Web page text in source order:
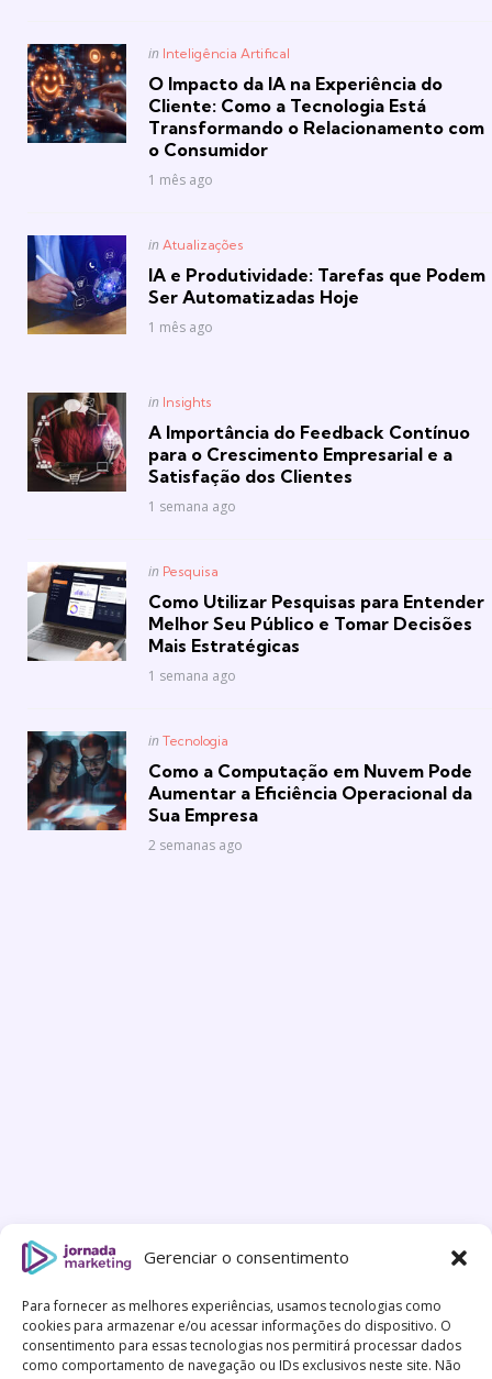
Gerenciar o consentimento
Para fornecer as melhores experiências, usamos tecnologias como
cookies para armazenar e/ou acessar informações do dispositivo. O
consentimento para essas tecnologias nos permitirá processar dados
como comportamento de navegação ou IDs exclusivos neste site. Não
Posted
in Inteligência Artifical
O Impacto da IA na Experiência do
Cliente: Como a Tecnologia Está
Transformando o Relacionamento com
o Consumidor
1 mês ago
Posted
in Atualizações
IA e Produtividade: Tarefas que Podem
Ser Automatizadas Hoje
1 mês ago
Posted
in Insights
A Importância do Feedback Contínuo
para o Crescimento Empresarial e a
Satisfação dos Clientes
1 semana ago
Posted
in Pesquisa
Como Utilizar Pesquisas para Entender
Melhor Seu Público e Tomar Decisões
Mais Estratégicas
1 semana ago
Posted
in Tecnologia
Como a Computação em Nuvem Pode
Aumentar a Eficiência Operacional da
Sua Empresa
2 semanas ago